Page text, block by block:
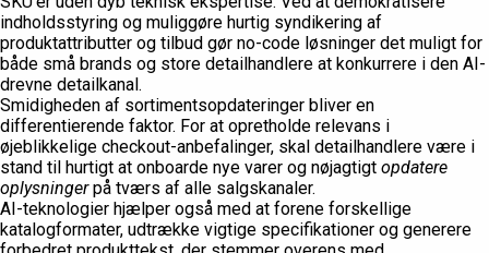
indholdsstyring og muliggøre hurtig syndikering af
produktattributter og tilbud gør no-code løsninger det muligt for
både små brands og store detailhandlere at konkurrere i den AI-
drevne detailkanal.
Smidigheden af sortimentsopdateringer bliver en
differentierende faktor. For at opretholde relevans i
øjeblikkelige checkout-anbefalinger, skal detailhandlere være i
stand til hurtigt at onboarde nye varer og nøjagtigt opdatere
oplysningerpå tværs af alle salgskanaler.
AI-teknologier hjælper også med at forene forskellige
katalogformater, udtrække vigtige specifikationer og generere